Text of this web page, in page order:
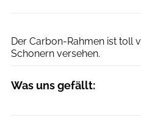
Der Carbon-Rahmen ist toll
Schonern versehen.
Was uns gefällt: